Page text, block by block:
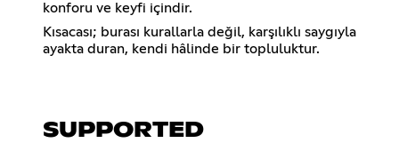
konforu ve keyfi içindir.
Kısacası; burası kurallarla değil, karşılıklı saygıyla
ayakta duran, kendi hâlinde bir topluluktur.
SUPPORTED